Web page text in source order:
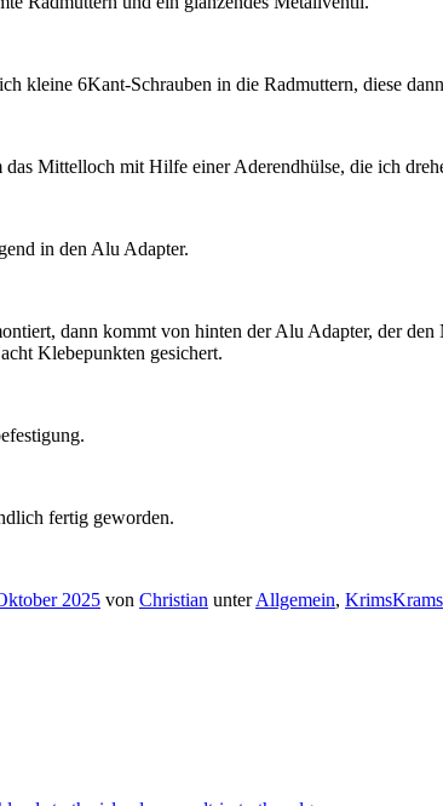
kleine 6Kant-Schrauben in die Radmuttern, diese
Mittelloch mit Hilfe einer Aderendhülse, die ich
in den Alu Adapter.
dann kommt von hinten der Alu Adapter, der den
Klebepunkten gesichert.
fertig geworden.
2025 von Christian unterAllgemein, KrimsKrams